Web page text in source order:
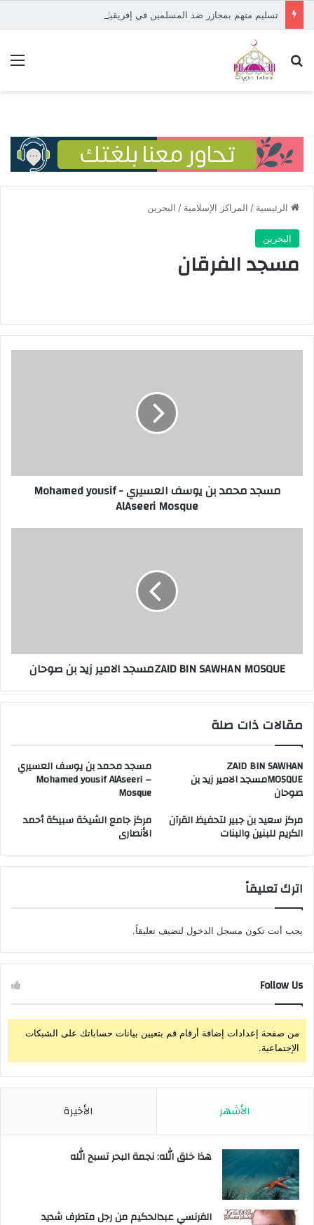
بحث عن
الرئيسية / المراكز الإسلامية / البحرين
البحرين
مسجد الفرقان
مسجد محمد بن يوسف العسيري - Mohamed yousif
AlAseeri Mosque
ZAID BIN SAWHAN MOSQUEمسجد الامير زيد بن صوحان
مقالات ذات صلة
ZAID BIN SAWHAN
MOSQUEمسجد الامير زيد بن
صوحان
مسجد محمد بن يوسف العسيري
– Mohamed yousif AlAseeri
Mosque
مركز سعيد بن جبير لتحفيظ القرآن
الكريم للبنين والبنات
مركز جامع الشيخة سبيكة أحمد
الأنصارى
اترك تعليقاً
يجب أنت تكون مسجل الدخول لتضيف تعليقاً.
Follow Us
من صفحة إعدادات إضافة أرقام قم بتعيين بيانات حساباتك على الشبكات
الإجتماعية.
الأشهر الأخيرة
هذا خلق الله: نجمة البحر تسبح الله
الفرنسي عبدالحكيم من رجل متطرف شديد